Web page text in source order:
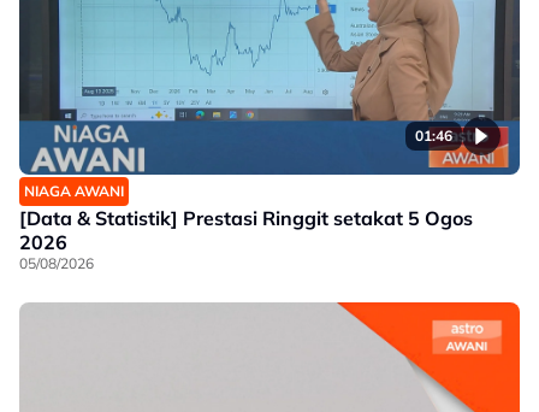
01:46
NIAGA AWANI
[Data & Statistik] Prestasi Ringgit setakat 5 Ogos
2026
05/08/2026